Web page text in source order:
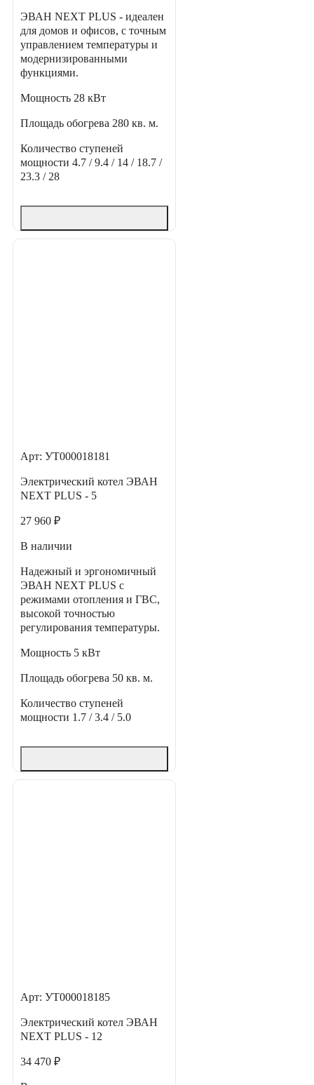
ЭВАН NEXT PLUS - идеален
для домов и офисов, с точным
управлением температуры и
модернизированными
функциями.
Мощность 28 кВт
Площадь обогрева 280 кв. м.
Количество ступеней
мощности 4.7 / 9.4 / 14 / 18.7 /
23.3 / 28
Арт: УТ000018181
Электрический котел ЭВАН
NEXT PLUS - 5
27 960 ₽
В наличии
Надежный и эргономичный
ЭВАН NEXT PLUS с
режимами отопления и ГВС,
высокой точностью
регулирования температуры.
Мощность 5 кВт
Площадь обогрева 50 кв. м.
Количество ступеней
мощности 1.7 / 3.4 / 5.0
Арт: УТ000018185
Электрический котел ЭВАН
NEXT PLUS - 12
34 470 ₽